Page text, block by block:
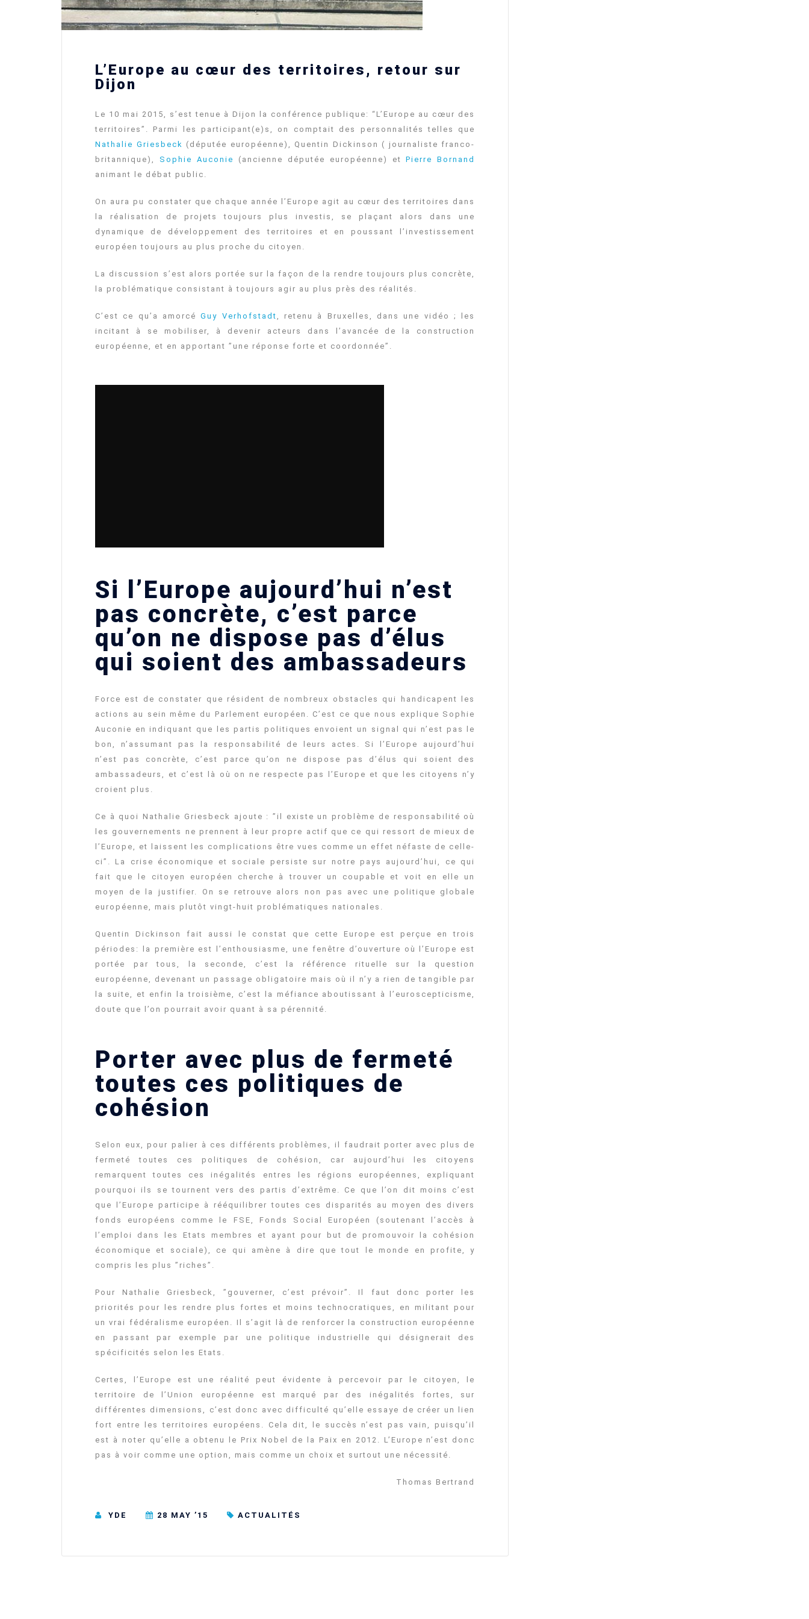
L’Europe au cœur des territoires, retour sur
Dijon
Le 10 mai 2015, s’est tenue à Dijon la conférence publique: “L’Europe au cœur des
territoires”. Parmi les participant(e)s, on comptait des personnalités telles que
Nathalie Griesbeck (députée européenne), Quentin Dickinson ( journaliste franco-
britannique), Sophie Auconie (ancienne députée européenne) etPierre Bornand
animant le débat public.
On aura pu constater que chaque année l’Europe agit au cœur des territoires dans
la réalisation de projets toujours plus investis, se plaçant alors dans une
dynamique de développement des territoires et en poussant l’investissement
européen toujours au plus proche du citoyen.
La discussion s’est alors portée sur la façon de la rendre toujours plus concrète,
la problématique consistant à toujours agir au plus près des réalités.
C’est ce qu’a amorcéGuy Verhofstadt , retenu à Bruxelles, dans une vidéo ; les
incitant à se mobiliser, à devenir acteurs dans l’avancée de la construction
européenne, et en apportant ”une réponse forte et coordonnée”.
Si l’Europe aujourd’hui n’est
pas concrète, c’est parce
qu’on ne dispose pas d’élus
qui soient des ambassadeurs
Force est de constater que résident de nombreux obstacles qui handicapent les
actions au sein même du Parlement européen. C’est ce que nous explique Sophie
Auconie en indiquant que les partis politiques envoient un signal qui n’est pas le
bon, n’assumant pas la responsabilité de leurs actes. Si l’Europe aujourd’hui
n’est pas concrète, c’est parce qu’on ne dispose pas d’élus qui soient des
ambassadeurs, et c’est là où on ne respecte pas l’Europe et que les citoyens n’y
croient plus.
Ce à quoi Nathalie Griesbeck ajoute : ”il existe un problème de responsabilité où
les gouvernements ne prennent à leur propre actif que ce qui ressort de mieux de
l’Europe, et laissent les complications être vues comme un effet néfaste de celle-
ci”. La crise économique et sociale persiste sur notre pays aujourd’hui, ce qui
fait que le citoyen européen cherche à trouver un coupable et voit en elle un
moyen de la justifier. On se retrouve alors non pas avec une politique globale
européenne, mais plutôt vingt-huit problématiques nationales.
Quentin Dickinson fait aussi le constat que cette Europe est perçue en trois
périodes: la première est l’enthousiasme, une fenêtre d’ouverture où l’Europe est
portée par tous, la seconde, c’est la référence rituelle sur la question
européenne, devenant un passage obligatoire mais où il n’y a rien de tangible par
la suite, et enfin la troisième, c’est la méfiance aboutissant à l’euroscepticisme,
doute que l’on pourrait avoir quant à sa pérennité.
Porter avec plus de fermeté
toutes ces politiques de
cohésion
Selon eux, pour palier à ces différents problèmes, il faudrait porter avec plus de
fermeté toutes ces politiques de cohésion, car aujourd’hui les citoyens
remarquent toutes ces inégalités entres les régions européennes, expliquant
pourquoi ils se tournent vers des partis d’extrême. Ce que l’on dit moins c’est
que l’Europe participe à rééquilibrer toutes ces disparités au moyen des divers
fonds européens comme le FSE, Fonds Social Européen (soutenant l’accès à
l’emploi dans les Etats membres et ayant pour but de promouvoir la cohésion
économique et sociale), ce qui amène à dire que tout le monde en profite, y
compris les plus ”riches”.
Pour Nathalie Griesbeck, ”gouverner, c’est prévoir”. Il faut donc porter les
priorités pour les rendre plus fortes et moins technocratiques, en militant pour
un vrai fédéralisme européen. Il s’agit là de renforcer la construction européenne
en passant par exemple par une politique industrielle qui désignerait des
spécificités selon les Etats.
Certes, l’Europe est une réalité peut évidente à percevoir par le citoyen, le
territoire de l’Union européenne est marqué par des inégalités fortes, sur
différentes dimensions, c’est donc avec difficulté qu’elle essaye de créer un lien
fort entre les territoires européens. Cela dit, le succès n’est pas vain, puisqu’il
est à noter qu’elle a obtenu le Prix Nobel de la Paix en 2012. L’Europe n’est donc
pas à voir comme une option, mais comme un choix et surtout une nécessité.
Thomas Bertrand
YDE 28 MAY ’15 ACTUALITÉS